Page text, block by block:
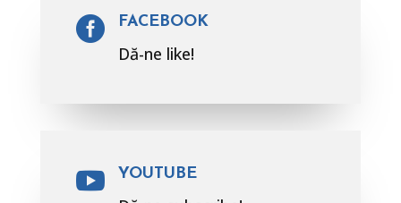
 FACEBOOK
Dă-ne like!
 YOUTUBE